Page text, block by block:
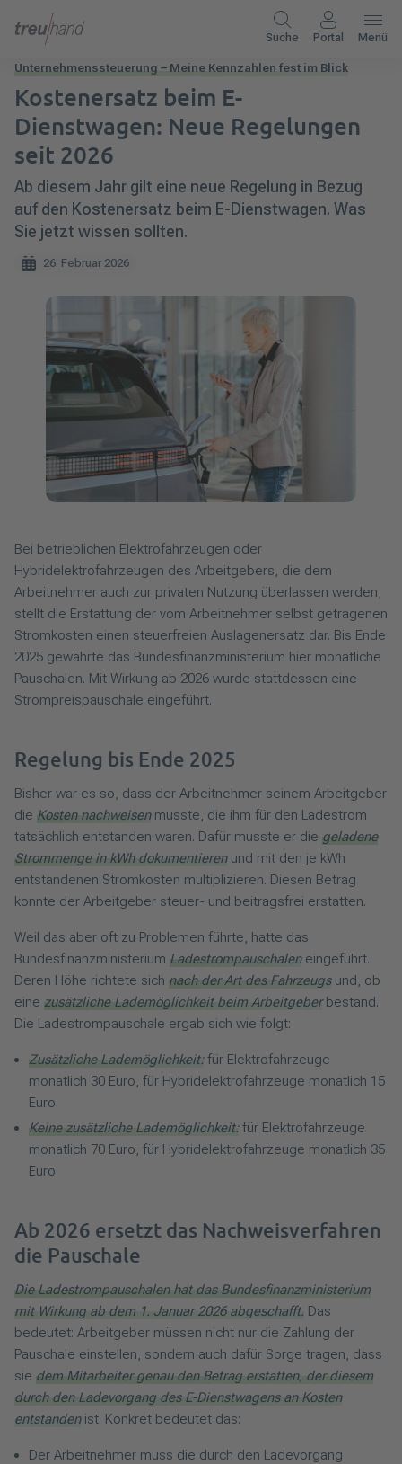
Suche Portal Menü
Unternehmenssteuerung – Meine Kennzahlen fest im Blick
Kostenersatz beim E-
Dienstwagen: Neue Regelungen
seit 2026
Ab diesem Jahr gilt eine neue Regelung in Bezug
auf den Kostenersatz beim E-Dienstwagen. Was
Sie jetzt wissen sollten.
26. Februar 2026
Bei betrieblichen Elektrofahrzeugen oder
Hybridelektrofahrzeugen des Arbeitgebers, die dem
Arbeitnehmer auch zur privaten Nutzung überlassen werden,
stellt die Erstattung der vom Arbeitnehmer selbst getragenen
Stromkosten einen steuerfreien Auslagenersatz dar. Bis Ende
2025 gewährte das Bundesfinanzministerium hier monatliche
Pauschalen. Mit Wirkung ab 2026 wurde stattdessen eine
Strompreispauschale eingeführt.
Regelung bis Ende 2025
Bisher war es so, dass der Arbeitnehmer seinem Arbeitgeber
die Kosten nachweisenmusste, die ihm für den Ladestrom
tatsächlich entstanden waren. Dafür musste er die geladene
Strommenge in kWh dokumentierenund mit den je kWh
entstandenen Stromkosten multiplizieren. Diesen Betrag
konnte der Arbeitgeber steuer- und beitragsfrei erstatten.
Weil das aber oft zu Problemen führte, hatte das
Bundesfinanzministerium Ladestrompauschaleneingeführt.
Deren Höhe richtete sich nach der Art des Fahrzeugsund, ob
eine zusätzliche Lademöglichkeit beim Arbeitgeberbestand.
Die Ladestrompauschale ergab sich wie folgt:
Zusätzliche Lademöglichkeit:für Elektrofahrzeuge
monatlich 30 Euro, für Hybridelektrofahrzeuge monatlich 15
Euro.
Keine zusätzliche Lademöglichkeit:für Elektrofahrzeuge
monatlich 70 Euro, für Hybridelektrofahrzeuge monatlich 35
Euro.
Ab 2026 ersetzt das Nachweisverfahren
die Pauschale
Die Ladestrompauschalen hat das Bundesfinanzministerium
mit Wirkung ab dem 1. Januar 2026 abgeschafft. Das
bedeutet: Arbeitgeber müssen nicht nur die Zahlung der
Pauschale einstellen, sondern auch dafür Sorge tragen, dass
sie dem Mitarbeiter genau den Betrag erstatten, der diesem
durch den Ladevorgang des E-Dienstwagens an Kosten
entstandenist. Konkret bedeutet das:
Der Arbeitnehmer muss die durch den Ladevorgang